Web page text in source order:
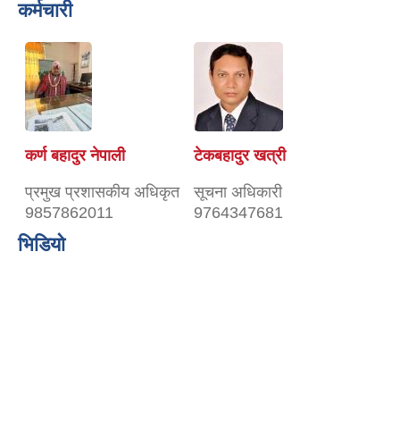
कर्मचारी
कर्ण बहादुर नेपाली
प्रमुख प्रशासकीय अधिकृत
9857862011
टेकबहादुर खत्री
सूचना अधिकारी
9764347681
भिडियो